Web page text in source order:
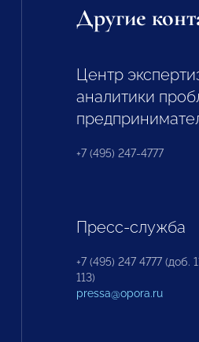
Другие
Центр
аналитики
+7 (495) 247-4777
Пресс-служба
+7 (495) 247 4777 (доб.
113)
pressa@opora.ru